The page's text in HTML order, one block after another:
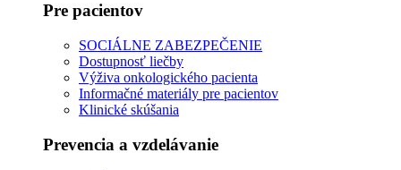
Pre pacientov
SOCIÁLNE ZABEZPEČENIE
Dostupnosť liečby
Výživa onkologického pacienta
Informačné materiály pre pacientov
Klinické skúšania
Prevencia a vzdelávanie